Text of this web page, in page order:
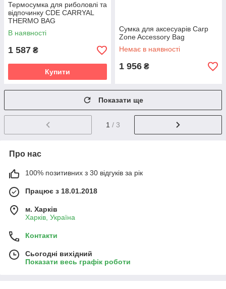
Термосумка для риболовлі та
відпочинку CDE CARRYAL
THERMO BAG
В наявності
1 587 ₴
Купити
Сумка для аксесуарів Carp
Zone Accessory Bag
Немає в наявності
1 956 ₴
Показати ще
1 / 3
Про нас
100% позитивних з 30 відгуків за рік
Працює з 18.01.2018
м. Харків
Харків, Україна
Контакти
Сьогодні вихідний
Показати весь графік роботи